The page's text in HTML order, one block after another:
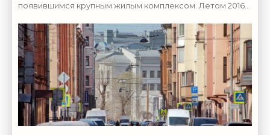
появившимся крупным жилым комплексом. Летом 2016